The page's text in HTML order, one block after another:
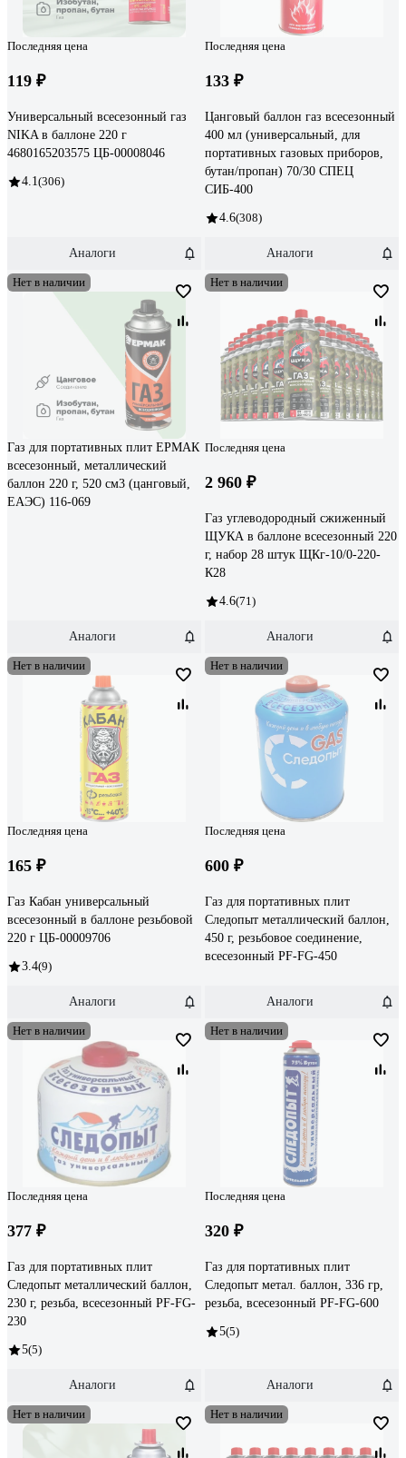
Последняя цена
119 ₽
Универсальный всесезонный газ
NIKA в баллоне 220 г
4680165203575 ЦБ-00008046
4.1 (306)
Аналоги
Последняя цена
133 ₽
Цанговый баллон газ всесезонный
400 мл (универсальный, для
портативных газовых приборов,
бутан/пропан) 70/30 СПЕЦ
СИБ-400
4.6(308)
Аналоги
Нет в наличии
Газ для портативных плит ЕРМАК
всесезонный, металлический
баллон 220 г, 520 см3 (цанговый,
ЕАЭС) 116-069
Аналоги
Нет в наличии
Последняя цена
2 960 ₽
Газ углеводородный сжиженный
ЩУКА в баллоне всесезонный 220
г, набор 28 штук ЩКг-10/0-220-
К28
4.6(71)
Аналоги
Нет в наличии
Последняя цена
165 ₽
Газ Кабан универсальный
всесезонный в баллоне резьбовой
220 г ЦБ-00009706
3.4(9)
Аналоги
Нет в наличии
Последняя цена
600 ₽
Газ для портативных плит
Следопыт металлический баллон,
450 г, резьбовое соединение,
всесезонный PF-FG-450
Аналоги
Нет в наличии
Последняя цена
377 ₽
Газ для портативных плит
Следопыт металлический баллон,
230 г, резьба, всесезонный PF-FG-
230
5(5)
Аналоги
Нет в наличии
Последняя цена
320 ₽
Газ для портативных плит
Следопыт метал. баллон, 336 гр,
резьба, всесезонный PF-FG-600
5(5)
Аналоги
Нет в наличии Нет в наличии